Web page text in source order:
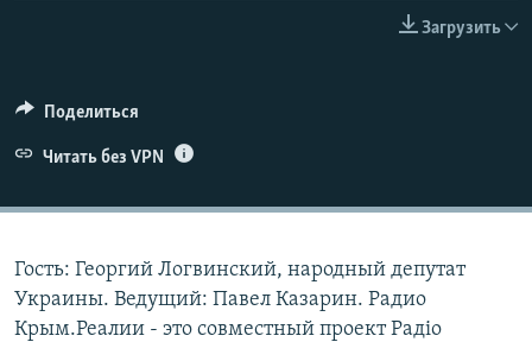
Все сайты RFE/RL
Загрузить
Поделиться
Читать без VPN
Гость: Георгий Логвинский, народный депутат
Украины. Ведущий: Павел Казарин. Радио
Крым.Реалии - это совместный проект Радіо